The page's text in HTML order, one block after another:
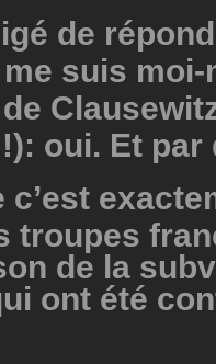
de
suis moi-
oui. Et par
c’est
troupes
de la
ont été